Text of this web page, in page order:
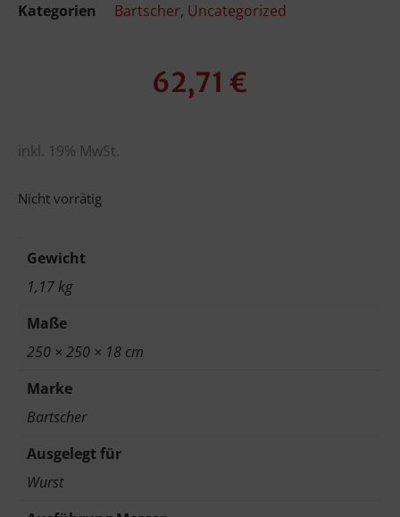
Kategorien
Bartscher, Uncategorized
62,71 €
inkl. 19% MwSt.
Nicht vorrätig
Gewicht
1,17 kg
Maße
250 × 250 × 18 cm
Marke
Bartscher
Ausgelegt für
Wurst